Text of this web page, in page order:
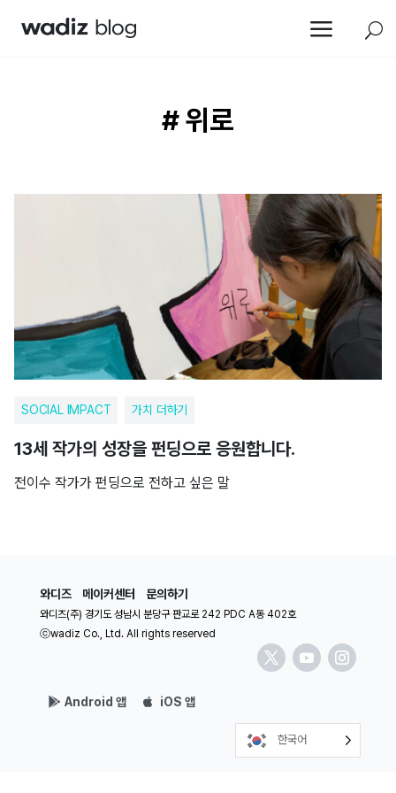
a U
# 위로
SOCIAL IMPACT 가치 더하기
13세 작가의 성장을 펀딩으로 응원합니다.
전이수 작가가 펀딩으로 전하고 싶은 말
와디즈 메이커센터 문의하기
와디즈(주) 경기도 성남시 분당구 판교로 242 PDC A동 402호
ⓒwadiz Co., Ltd. All rights reserved
Android 앱 iOS 앱
한국어